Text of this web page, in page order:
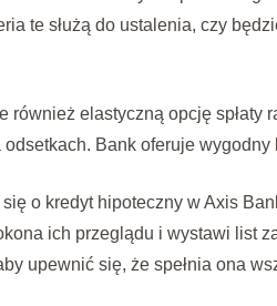
te służą do ustalenia, czy
również elastyczną opcję spłaty
odsetkach. Bank oferuje
o kredyt hipoteczny w Axis
ich przeglądu i wystawi list
upewnić się, że spełnia ona